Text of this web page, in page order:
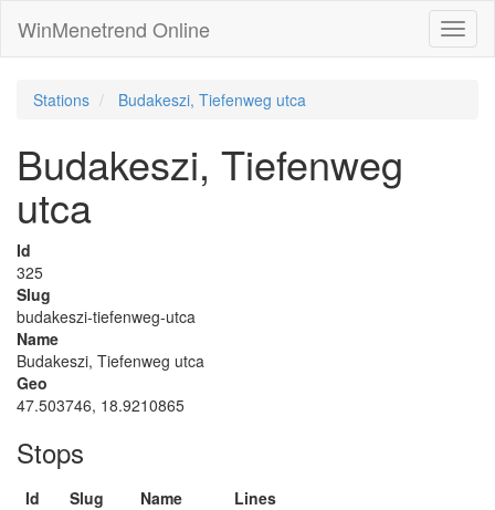
WinMenetrend Online
Stations Budakeszi, Tiefenweg utca
Budakeszi, Tiefenweg
utca
Id
325
Slug
budakeszi-tiefenweg-utca
Name
Budakeszi, Tiefenweg utca
Geo
47.503746, 18.9210865
Stops
Id Slug Name
Lines